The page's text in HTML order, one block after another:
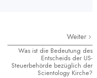
Weiter
Was ist die Bedeutung des
Entscheids der US-
Steuerbehörde bezüglich der
Scientology Kirche?